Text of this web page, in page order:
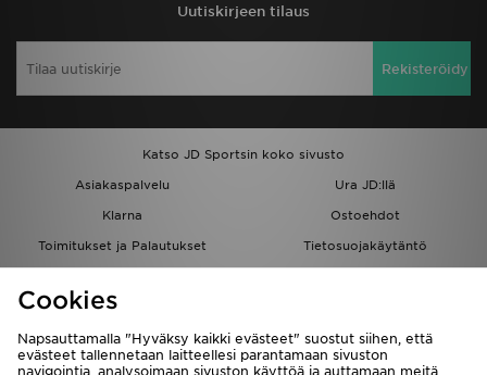
Uutiskirjeen tilaus
Rekisteröidy
Katso JD Sportsin koko sivusto
Asiakaspalvelu
Ura JD:llä
Klarna
Ostoehdot
Toimitukset ja Palautukset
Tietosuojakäytäntö
Löydä myymälä
Kumppanuusohjelma
JD Blog
Cookies
Napsauttamalla "Hyväksy kaikki evästeet" suostut siihen, että
evästeet tallennetaan laitteellesi parantamaan sivuston
navigointia, analysoimaan sivuston käyttöä ja auttamaan meitä